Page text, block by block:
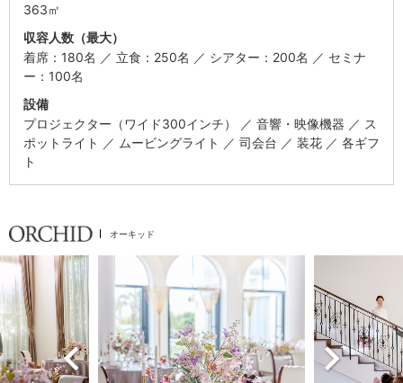
363㎡
収容人数（最大）
着席：180名
立食：250名 シアター：200名
セミナ
ー：100名
設備
プロジェクター（ワイド300インチ）
音響・映像機器
ス
ポットライト
ムービングライト 司会台 装花
各ギフ
ト
オーキッド